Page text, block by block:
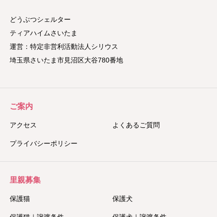
どうぶつシェルター
ティアハイムさいたま
運営：特定非営利活動法人シリウス
埼玉県さいたま市見沼区大谷780番地
ご案内
アクセス よくあるご質問
プライバシーポリシー
里親募集
保護猫 保護犬